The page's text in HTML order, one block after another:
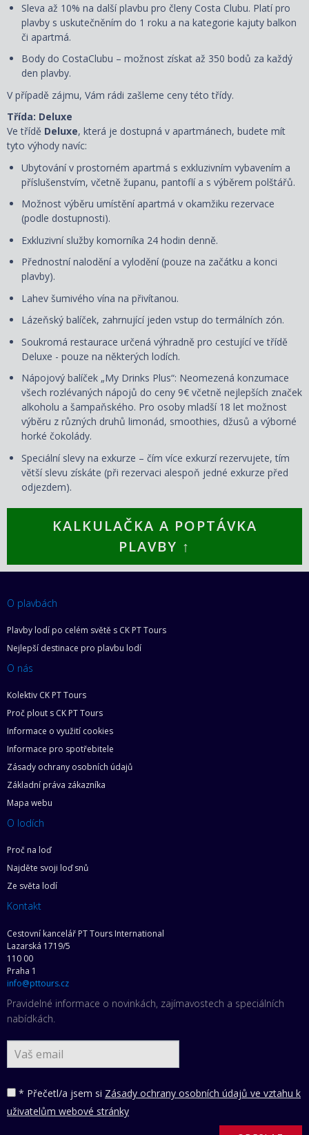
Sleva až 10% na další plavbu pro členy Costa Clubu. Platí pro
plavby s uskutečněním do 1 roku a na kategorie kajuty balkon
či apartmá.
Body do CostaClubu – možnost získat až 350 bodů za každý
den plavby.
V případě zájmu, Vám rádi zašleme ceny této třídy.
Třída: Deluxe
Ve třídě Deluxe, která je dostupná v apartmánech, budete mít
tyto výhody navíc:
Ubytování v prostorném apartmá s exkluzivním vybavením a
příslušenstvím, včetně županu, pantoflí a s výběrem polštářů.
Možnost výběru umístění apartmá v okamžiku rezervace
(podle dostupnosti).
Exkluzivní služby komorníka 24 hodin denně.
Přednostní nalodění a vylodění (pouze na začátku a konci
plavby).
Lahev šumivého vína na přivítanou.
Lázeňský balíček, zahrnující jeden vstup do termálních zón.
Soukromá restaurace určená výhradně pro cestující ve třídě
Deluxe - pouze na některých lodích.
Nápojový balíček „My Drinks Plus“: Neomezená konzumace
všech rozlévaných nápojů do ceny 9€ včetně nejlepších značek
alkoholu a šampaňského. Pro osoby mladší 18 let možnost
výběru z různých druhů limonád, smoothies, džusů a výborné
horké čokolády.
Speciální slevy na exkurze – čím více exkurzí rezervujete, tím
větší slevu získáte (při rezervaci alespoň jedné exkurze před
odjezdem).
KALKULAČKA A POPTÁVKA
PLAVBY ↑
O plavbách
Plavby lodí po celém světě s CK PT Tours
Nejlepší destinace pro plavbu lodí
O nás
Kolektiv CK PT Tours
Proč plout s CK PT Tours
Informace o využití cookies
Informace pro spotřebitele
Zásady ochrany osobních údajů
Základní práva zákazníka
Mapa webu
O lodích
Proč na loď
Najděte svoji loď snů
Ze světa lodí
Kontakt
Cestovní kancelář PT Tours International
Lazarská 1719/5
110 00
Praha 1
info@pttours.cz
Pravidelné informace o novinkách, zajímavostech a speciálních
nabídkách.
* Přečetl/a jsem si Zásady ochrany osobních údajů ve vztahu k
uživatelům webové stránky